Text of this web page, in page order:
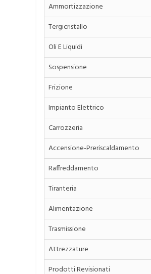
Ammortizzazione
Tergicristallo
Oli E Liquidi
Sospensione
Frizione
Impianto Elettrico
Carrozzeria
Accensione-Preriscaldamento
Raffreddamento
Tiranteria
Alimentazione
Trasmissione
Attrezzature
Prodotti Revisionati